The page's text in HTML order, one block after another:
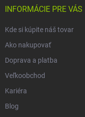
INFORMÁCIE PRE VÁS
Kde si kúpite náš tovar
Ako nakupovať
Doprava a platba
Veľkoobchod
Kariéra
Blog